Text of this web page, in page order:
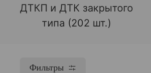
ДТКП и ДТК закрытого
типа (202 шт.)
Фильтры